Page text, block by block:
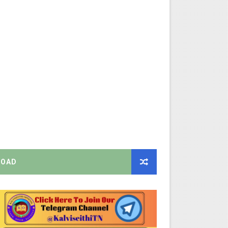
புதிய தெளிவுரை: முக்கிய செயல்முறைகள் வெளியீடு!
அன்று நடைபெறுகிறது - நிகழ்ச்சி நிரல் மற்றும் முக்கிய
மகளிர் நலன் & புதிய திட்டங்களின் முழு
மதிப்பெண் சான்றிதழ் பதிவிறக்கம் செய்வது எப்படி? DGE முக்கிய
இயக்குநராக கலைச்செல்வி மோகன், IAS நியமனம் - அரசாணை
முதலமைச்சரின் நிலையான ஆணைகள் (TN Govt Standing